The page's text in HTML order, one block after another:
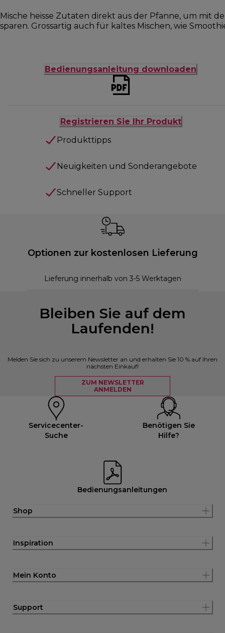
Mische heisse Zutaten direkt aus der Pfanne, um mit
sparen. Grossartig auch für kaltes Mischen, wie
Bedienungsanleitung downloaden
Registrieren Sie Ihr Produkt
Produkttipps
Neuigkeiten und Sonderangebote
Schneller Support
Optionen zur kostenlosen Lieferung
Lieferung innerhalb von 3-5 Werktagen
Bleiben Sie auf dem
Laufenden!
Melden Sie sich zu unserem Newsletter an und erhalten Sie 10 % auf Ihren
nächsten Einkauf!
ZUM NEWSLETTER
ANMELDEN
Servicecenter-
Suche
Benötigen Sie
Hilfe?
Bedienungsanleitungen
Shop
Inspiration
Mein Konto
Support